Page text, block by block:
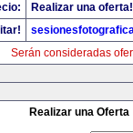
Realizar una oferta!
Serán consideradas
Realizar una Oferta